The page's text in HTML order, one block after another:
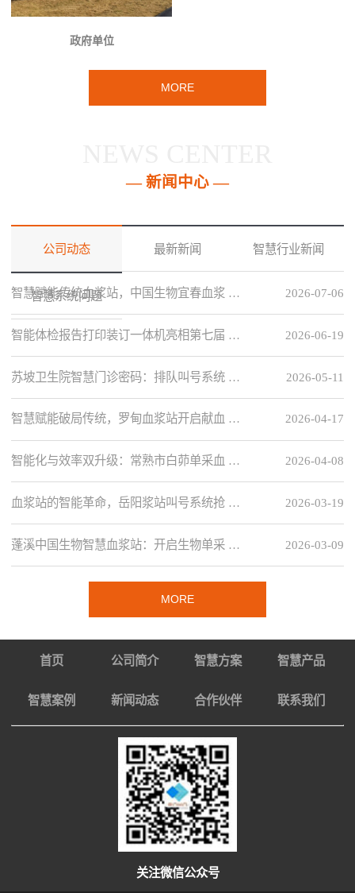
政府单位
MORE
— 新闻中心 —
公司动态 最新新闻 智慧行业新闻
智慧系统问题 2026-07-06
智慧赋能传统血浆站，中国生物宜春血浆 …
2026-06-19
智能体检报告打印装订一体机亮相第七届 …
2026-05-11
苏坡卫生院智慧门诊密码：排队叫号系统 …
2026-04-17
智慧赋能破局传统，罗甸血浆站开启献血 …
2026-04-08
智能化与效率双升级：常熟市白茆单采血 …
2026-03-19
血浆站的智能革命，岳阳浆站叫号系统抢 …
2026-03-09
蓬溪中国生物智慧血浆站：开启生物单采 …
MORE
首页 公司简介 智慧方案 智慧产品
智慧案例 新闻动态 合作伙伴 联系我们
关注微信公众号